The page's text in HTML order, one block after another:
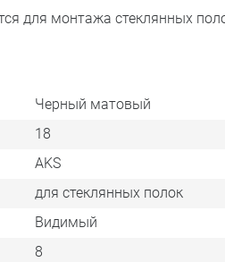
для монтажа стеклянных
Черный матовый
18
AKS
для стеклянных полок
Видимый
8